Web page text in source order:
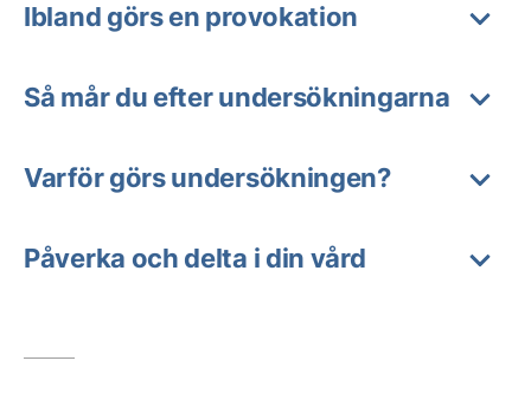
Ibland görs en provokation
Så mår du efter undersökningarna
Varför görs undersökningen?
Påverka och delta i din vård